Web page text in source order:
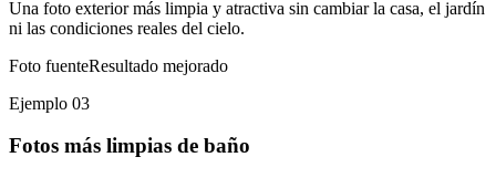
Una foto exterior más limpia y atractiva sin cambiar la casa, el jardín
ni las condiciones reales del cielo.
Foto fuenteResultado mejorado
Ejemplo 03
Fotos más limpias de baño